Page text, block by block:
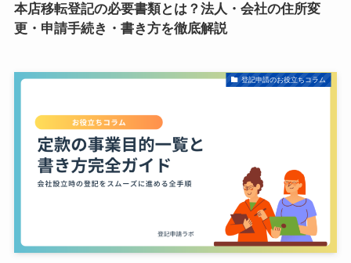
本店移転登記の必要書類とは？法人・会社の住所変
更・申請手続き・書き方を徹底解説
登記申請のお役立ちコラム